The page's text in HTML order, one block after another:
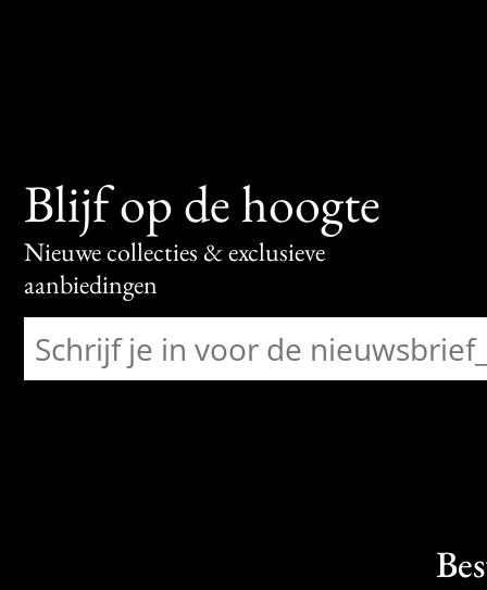
Blijf op de hoogte
Nieuwe collecties & exclusieve
aanbiedingen